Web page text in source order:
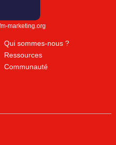
marketing.org
Qui sommes-nous ?
Ressources
Communauté